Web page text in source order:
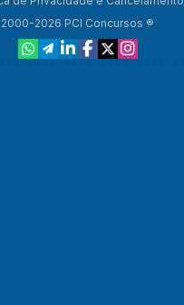
2000-2026 PCI Concursos ®